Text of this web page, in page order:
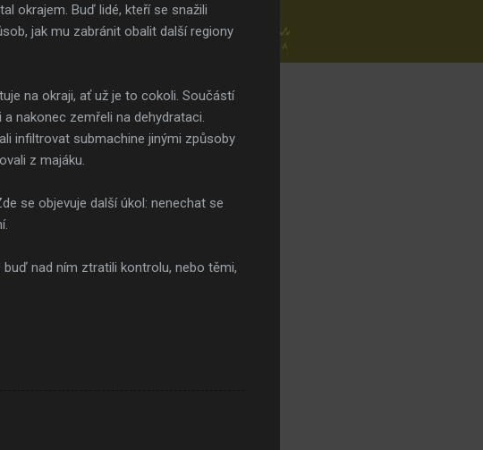
okrajem. Buď lidé, kteří se snažili
jak mu zabránit obalit další regiony
na okraji, ať už je to cokoli. Součástí
nakonec zemřeli na dehydrataci.
infiltrovat submachine jinými způsoby
z majáku.
se objevuje další úkol: nenechat se
nad ním ztratili kontrolu, nebo těmi,